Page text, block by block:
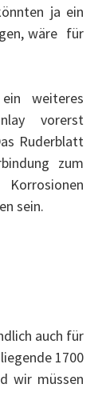
ja ein
wäre für
weiteres
vorerst
Ruderblatt
zum
sein.
auch für
1700
wir müssen